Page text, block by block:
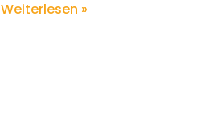
International.
Weiterlesen »